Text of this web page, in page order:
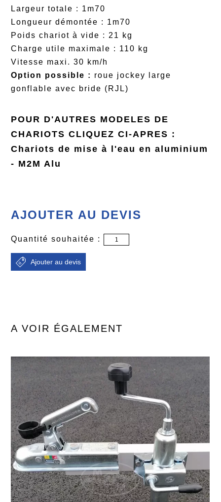
Largeur totale : 1m70
Longueur démontée : 1m70
Poids chariot à vide : 21 kg
Charge utile maximale : 110 kg
Vitesse maxi. 30 km/h
Option possible : roue jockey large
gonflable avec bride (RJL)
POUR D'AUTRES MODELES DE
CHARIOTS CLIQUEZ CI-APRES :
Chariots de mise à l'eau en aluminium
- M2M Alu
AJOUTER AU DEVIS
Quantité souhaitée :
A VOIR ÉGALEMENT